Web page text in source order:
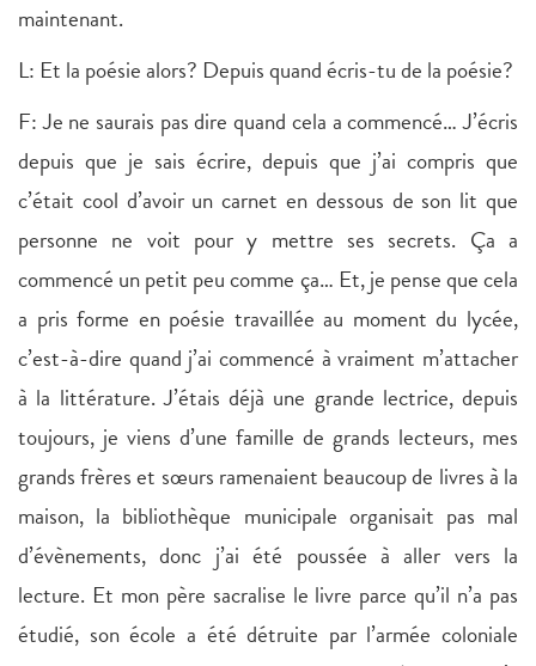
maintenant.
L: Et la poésie alors? Depuis quand écris-tu de la poésie?
F: Je ne saurais pas dire quand cela a commencé… J’écris
depuis que je sais écrire, depuis que j’ai compris que
c’était cool d’avoir un carnet en dessous de son lit que
personne ne voit pour y mettre ses secrets. Ça a
commencé un petit peu comme ça… Et, je pense que cela
a pris forme en poésie travaillée au moment du lycée,
c’est-à-dire quand j’ai commencé à vraiment m’attacher
à la littérature. J’étais déjà une grande lectrice, depuis
toujours, je viens d’une famille de grands lecteurs, mes
grands frères et sœurs ramenaient beaucoup de livres à la
maison, la bibliothèque municipale organisait pas mal
d’évènements, donc j’ai été poussée à aller vers la
lecture. Et mon père sacralise le livre parce qu’il n’a pas
étudié, son école a été détruite par l’armée coloniale